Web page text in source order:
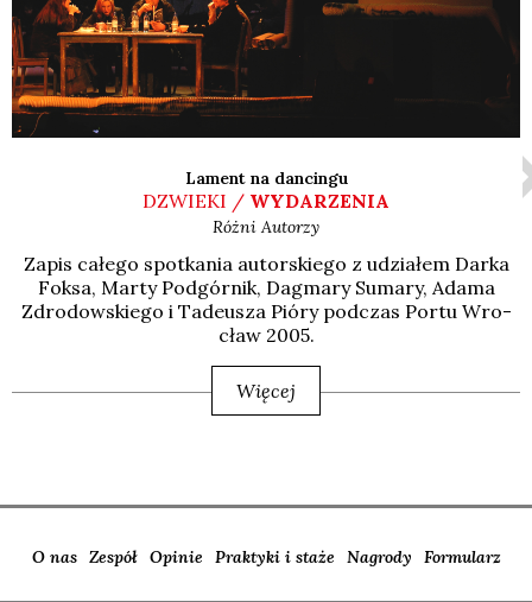
Lament na dancingu
DZWIEKI / WYDARZENIA
Różni Autorzy
Zapis całe­go spo­tka­nia autor­skie­go z udzia­łem Dar­ka
Fok­sa, Mar­ty Pod­gór­nik, Dag­ma­ry Suma­ry, Ada­ma
Zdro­dow­skie­go i Tade­usza Pió­ry pod­czas Por­tu Wro­
cław 2005.
Więcej
O nas Zespół Opinie Praktyki i staże Nagrody Formularz